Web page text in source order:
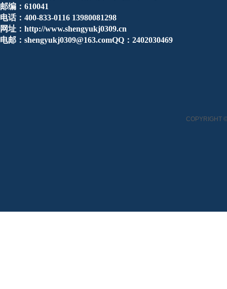
邮编：610041
电话：400-833-0116 13980081298
网址：http://www.shengyukj0309.cn
电邮：shengyukj0309@163.comQQ：2402030469
COPYRIGHT